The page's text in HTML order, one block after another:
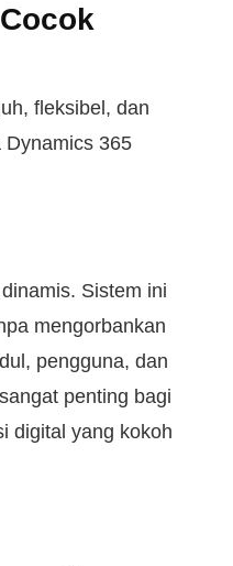
fleksibel, dan
Dynamics 365
Sistem ini
mengorbankan
pengguna, dan
penting bagi
digital yang kokoh